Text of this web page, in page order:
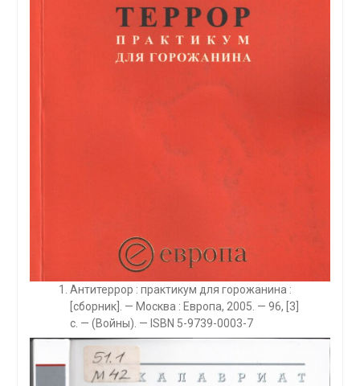
Антитеррор : практикум для горожанина :
[сборник]. — Москва : Европа, 2005. — 96, [3]
с. — (Войны). — ISBN 5-9739-0003-7